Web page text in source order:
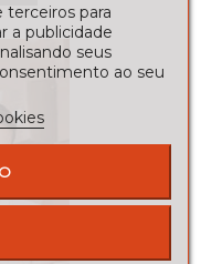
terceiros para
a publicidade
seus
ao seu